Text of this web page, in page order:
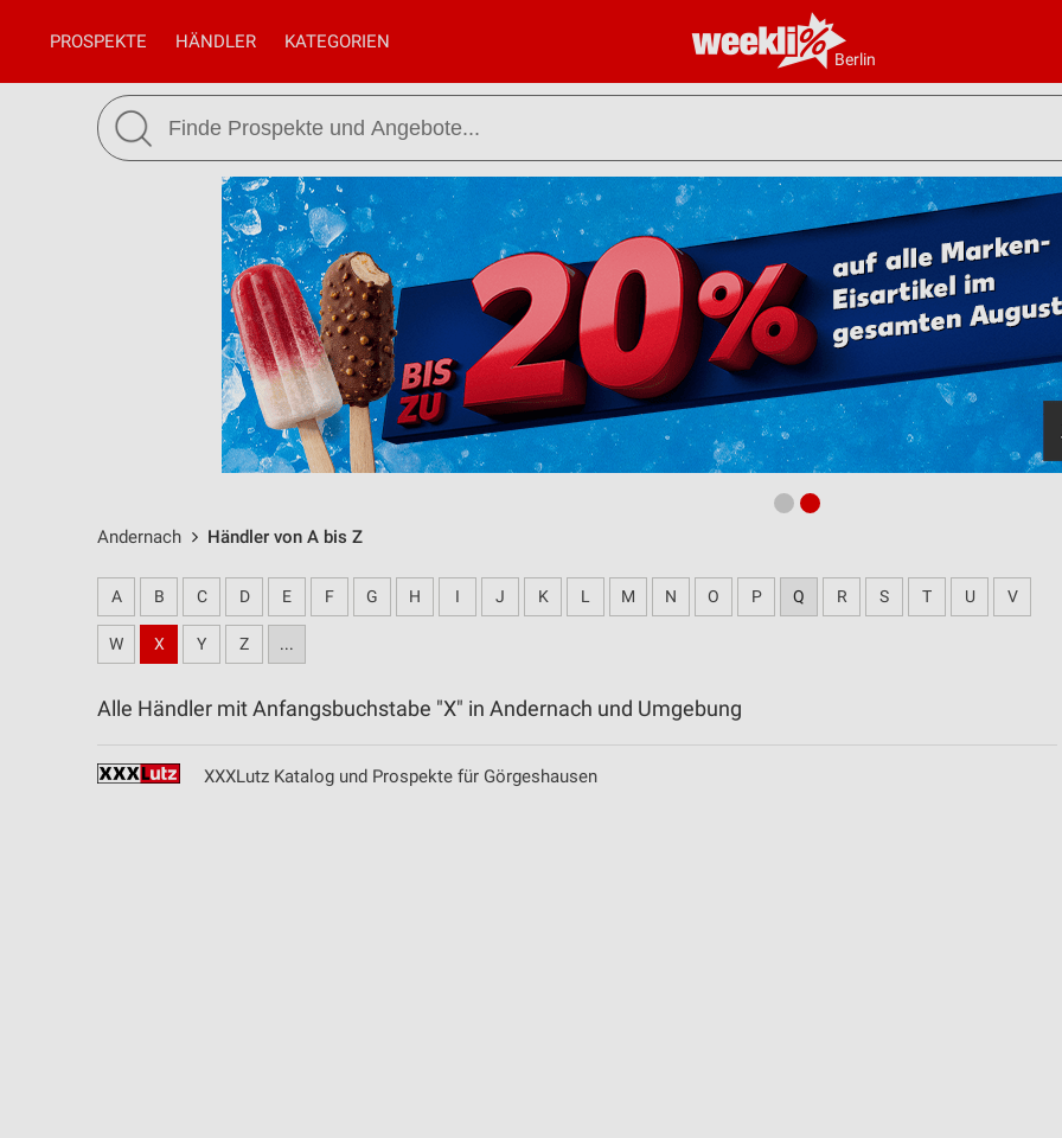
Berlin
PROSPEKTE HÄNDLER KATEGORIEN
Andernach Händler von A bis Z
A B C D E F G H I J K L M N O P Q R S T U V
W X Y Z ...
Alle Händler mit Anfangsbuchstabe "X" in Andernach und Umgebung
XXXLutz Katalog und Prospekte für Görgeshausen